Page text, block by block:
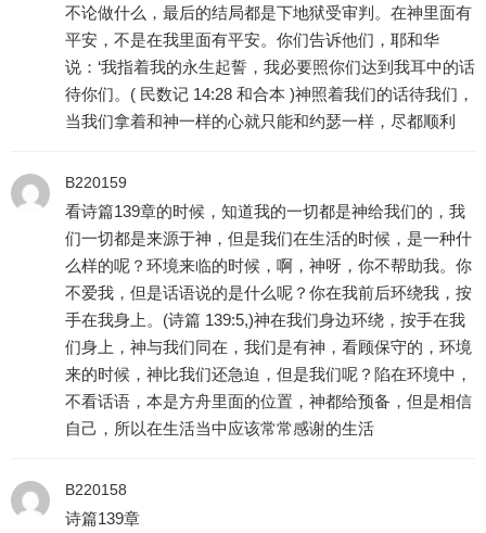
不论做什么，最后的结局都是下地狱受审判。在神里面有
平安，不是在我里面有平安。你们告诉他们，耶和华
说：‘我指着我的永生起誓，我必要照你们达到我耳中的话
待你们。( 民数记 14:28 和合本 )神照着我们的话待我们，
当我们拿着和神一样的心就只能和约瑟一样，尽都顺利
B220159
看诗篇139章的时候，知道我的一切都是神给我们的，我
们一切都是来源于神，但是我们在生活的时候，是一种什
么样的呢？环境来临的时候，啊，神呀，你不帮助我。你
不爱我，但是话语说的是什么呢？你在我前后环绕我，按
手在我身上。(诗篇 139:5,)神在我们身边环绕，按手在我
们身上，神与我们同在，我们是有神，看顾保守的，环境
来的时候，神比我们还急迫，但是我们呢？陷在环境中，
不看话语，本是方舟里面的位置，神都给预备，但是相信
自己，所以在生活当中应该常常感谢的生活
B220158
诗篇139章